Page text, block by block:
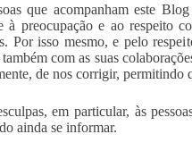
que acompanham este
à preocupação e ao respeito
Por isso mesmo, e pelo
com as suas
de nos corrigir, permitindo
em particular, às
ainda se informar.